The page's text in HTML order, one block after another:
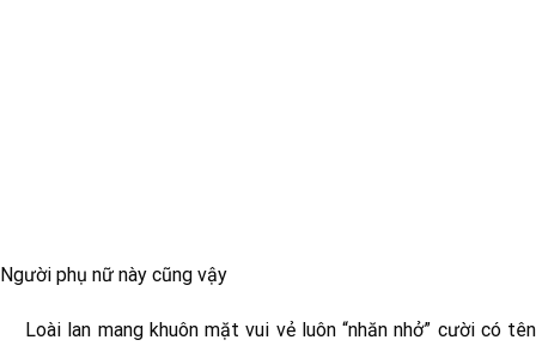
Người phụ nữ này cũng vậy
Loài lan mang khuôn mặt vui vẻ luôn “nhăn nhở” cười có tên